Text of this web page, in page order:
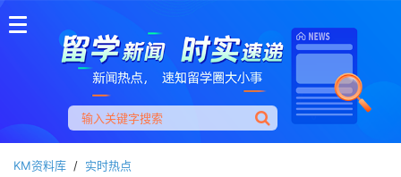
KM资料库 / 实时热点